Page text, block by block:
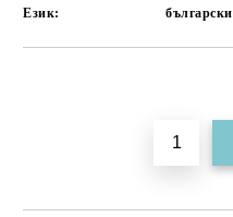
Език:
български